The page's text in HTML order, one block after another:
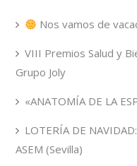
Nos vamos de
VIII Premios Salud y
Grupo Joly
«ANATOMÍA DE LA
LOTERÍA DE
ASEM (Sevilla)